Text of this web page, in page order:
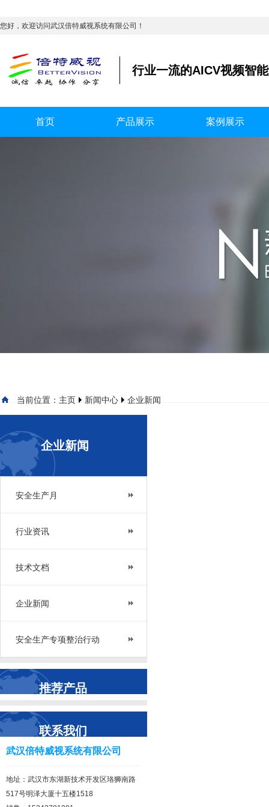
您好，欢迎访问武汉倍特威视系统有限公司！
行业一流的AICV视频智
首页 产品展示 案例展示
当前位置： 主页 新闻中心 企业新闻
企业新闻
安全生产月
行业资讯
技术文档
企业新闻
安全生产专项整治行动
推荐产品
联系我们
武汉倍特威视系统有限公司
地址：武汉市东湖新技术开发区珞狮南路
517号明泽大厦十五楼1518